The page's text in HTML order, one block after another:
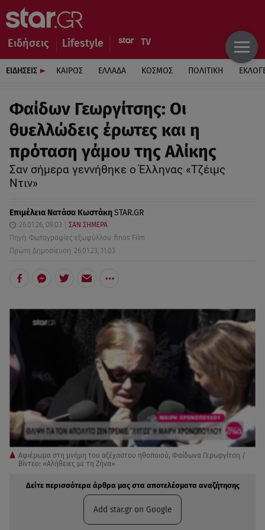
Ειδήσεις Lifestyle
ΕΙΔΗΣΕΙΣ ΚΑΙΡΟΣ ΕΛΛΑΔΑ ΚΟΣΜΟΣ ΠΟΛΙΤΙΚΗ
Φαίδων Γεωργίτσης: Οι
θυελλώδεις έρωτες και η
πρόταση γάμου της Αλίκης
Σαν σήμερα γεννήθηκε ο Έλληνας «Τζέιμς
Ντιν»
Επιμέλεια Νατάσα ΚωστάκηSTAR.GR
26.01.26, 09:03
ΣΑΝ ΣΗΜΕΡΑ
Πηγή: Φωτογραφίες εξωφύλλου: finos Film
Πρώτη Δημοσίευση: 26.01.23, 11:03
Αφιέρωμα στη μνήμη του αξέχαστου ηθοποιού, Φαίδωνα Γερωργίτση /
Βίντεο: «Αλήθειες με τη Ζήνα»
Δείτε περισσότερα άρθρα μας στα αποτελέσματα αναζήτησης
Add star.gr on Google